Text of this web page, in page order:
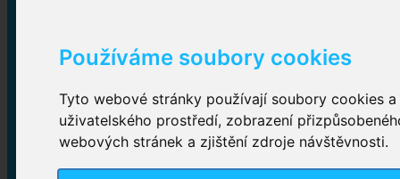
Používáme soubory cookies
Tyto webové stránky používají soubory cookies
uživatelského prostředí, zobrazení
webových stránek a zjištění zdroje návštěvnosti.
Inkontinenční kalhotky
Plenkové kalhotky navlékací,Plenkové kalhotky